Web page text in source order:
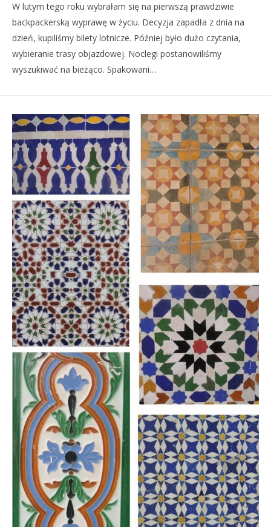
W lutym tego roku wybrałam się na pierwszą prawdziwie
backpackerską wyprawę w życiu. Decyzja zapadła z dnia na
dzień, kupiliśmy bilety lotnicze. Później było dużo czytania,
wybieranie trasy objazdowej. Noclegi postanowiliśmy
wyszukiwać na bieżąco. Spakowani…